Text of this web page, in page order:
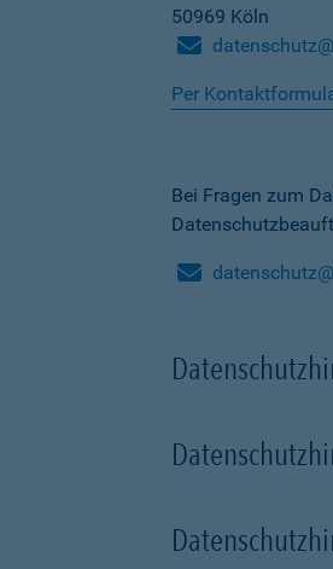
50969 Köln
Per
Bei Fragen zum